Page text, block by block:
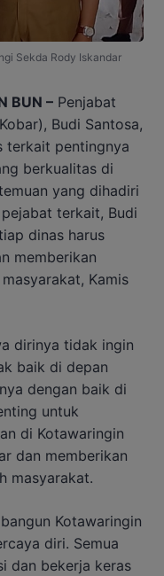
Sekda Rody Iskandar
BUN – Penjabat
Budi Santosa,
terkait pentingnya
berkualitas di
yang dihadiri
terkait, Budi
dinas harus
memberikan
Kamis
dirinya tidak ingin
baik di depan
dengan baik di
untuk
di Kotawaringin
dan memberikan
masyarakat.
Kotawaringin
diri. Semua
dan bekerja keras